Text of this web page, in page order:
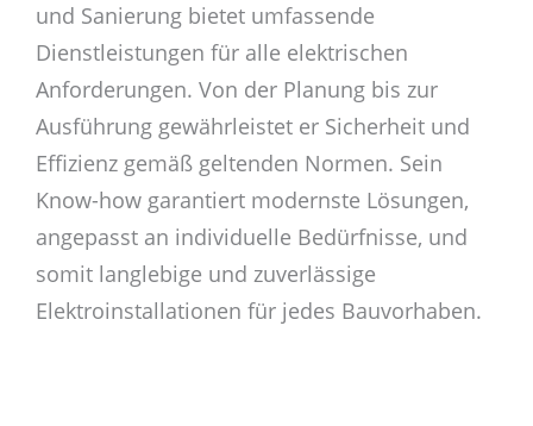
und Sanierung bietet umfassende
Dienstleistungen für alle elektrischen
Anforderungen. Von der Planung bis zur
Ausführung gewährleistet er Sicherheit und
Effizienz gemäß geltenden Normen. Sein
Know-how garantiert modernste Lösungen,
angepasst an individuelle Bedürfnisse, und
somit langlebige und zuverlässige
Elektroinstallationen für jedes Bauvorhaben.